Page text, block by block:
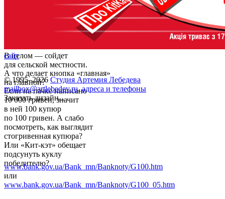
В целом — сойдет
для сельской местности.
А что делает кнопка «главная»
на главной?
Если на пачке написано
10 000 гривен, значит
в ней 100 купюр
по 100 гривен. А слабо
посмотреть, как выглядит
стогривенная купюра?
Или «Кит-кэт» обещает
подсунуть куклу
победителю?
www.bank.gov.ua/Bank_mn/Banknoty/G100.htm
или
www.bank.gov.ua/Bank_mn/Banknoty/G100_05.htm
сайт
© 1995–2026 Студия Артемия Лебедева
mailbox@artlebedev.ru, адреса и телефоны
Заказать дизайн...